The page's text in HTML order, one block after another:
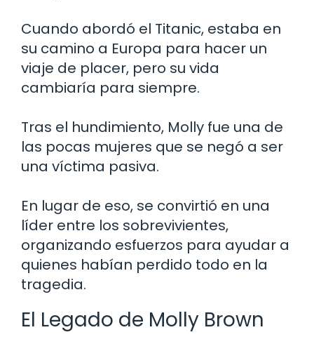
Cuando abordó el Titanic, estaba en
su camino a Europa para hacer un
viaje de placer, pero su vida
cambiaría para siempre.
Tras el hundimiento, Molly fue una de
las pocas mujeres que se negó a ser
una víctima pasiva.
En lugar de eso, se convirtió en una
líder entre los sobrevivientes,
organizando esfuerzos para ayudar a
quienes habían perdido todo en la
tragedia.
El Legado de Molly Brown